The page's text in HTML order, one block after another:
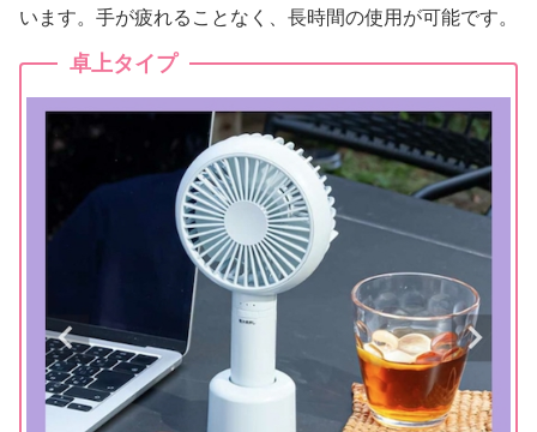
います。手が疲れることなく、長時間の使用が可能です。
卓上タイプ